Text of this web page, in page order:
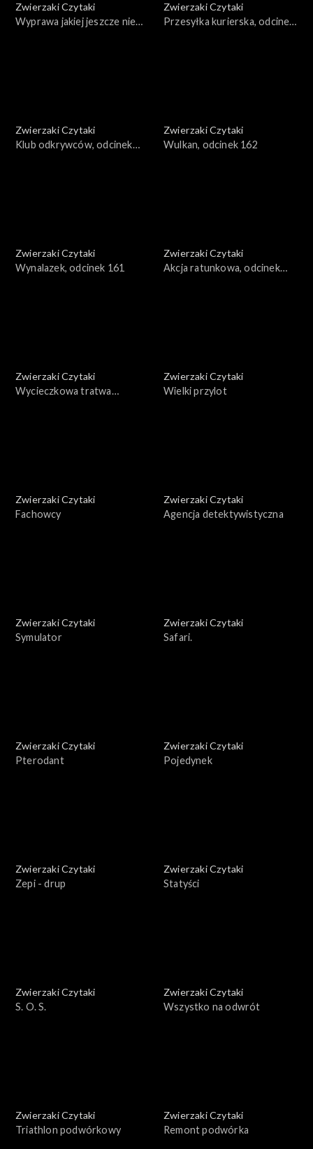
Zwierzaki Czytaki
Wyprawa jakiej jeszcze nie
Zwierzaki Czytaki
Przesyłka kurierska, odcinek
Zwierzaki Czytaki
Klub odkrywców, odcinek
Zwierzaki Czytaki
Wulkan, odcinek 162
Zwierzaki Czytaki
Wynalazek, odcinek 161
Zwierzaki Czytaki
Akcja ratunkowa, odcinek
Zwierzaki Czytaki
Wycieczkowa tratwa
Zwierzaki Czytaki
Wielki przylot
Zwierzaki Czytaki
Fachowcy
Zwierzaki Czytaki
Agencja detektywistyczna
Zwierzaki Czytaki
Symulator
Zwierzaki Czytaki
Safari.
Zwierzaki Czytaki
Pterodant
Zwierzaki Czytaki
Pojedynek
Zwierzaki Czytaki
Zepi - drup
Zwierzaki Czytaki
Statyści
Zwierzaki Czytaki
S. O. S.
Zwierzaki Czytaki
Wszystko na odwrót
Zwierzaki Czytaki
Triathlon podwórkowy
Zwierzaki Czytaki
Remont podwórka